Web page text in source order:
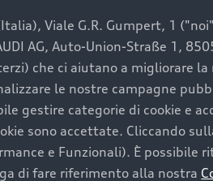
Audi
e sostenibilità. Per fare un
l’auto usata perfetta tramite
Viale G.R. Gumpert, 1
AG, Auto-Union-Straße 1,
che ci aiutano a migliorare la
le nostre campagne
gestire categorie di cookie e
sono accettate. Cliccando
e Funzionali). È possibile
di fare riferimento alla nostra